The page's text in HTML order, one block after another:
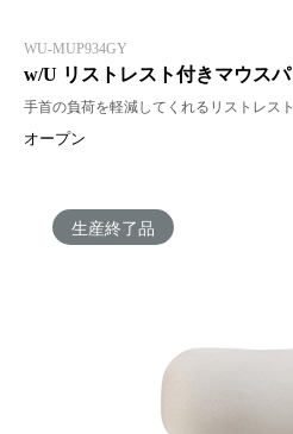
WU-MUP934GY
w/U リストレスト付きマウス
手首の負荷を軽減してくれるリストレス
オープン
生産終了品